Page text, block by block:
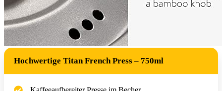
Hochwertige Titan French Press – 750ml